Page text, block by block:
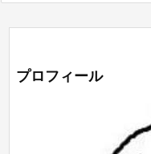
プロフィール